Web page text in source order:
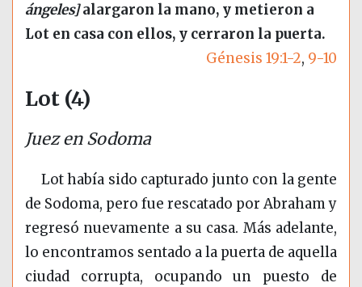
ángeles]alargaron la mano, y metieron a
Lot en casa con ellos, y cerraron la puerta.
Génesis 19:1-2, 9-10
Lot (4)
Juez en Sodoma
Lot había sido capturado junto con la gente
de Sodoma, pero fue rescatado por Abraham y
regresó nuevamente a su casa. Más adelante,
lo encontramos sentado a la puerta de aquella
ciudad corrupta, ocupando un puesto de